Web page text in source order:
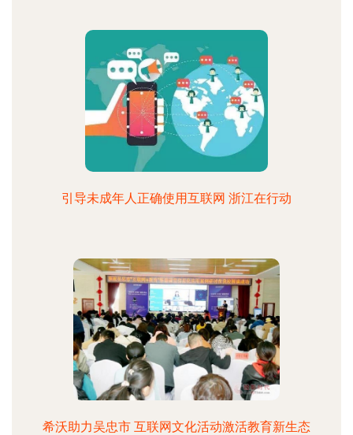
引导未成年人正确使用互联网 浙江在行动
希沃助力吴忠市 互联网文化活动激活教育新生态